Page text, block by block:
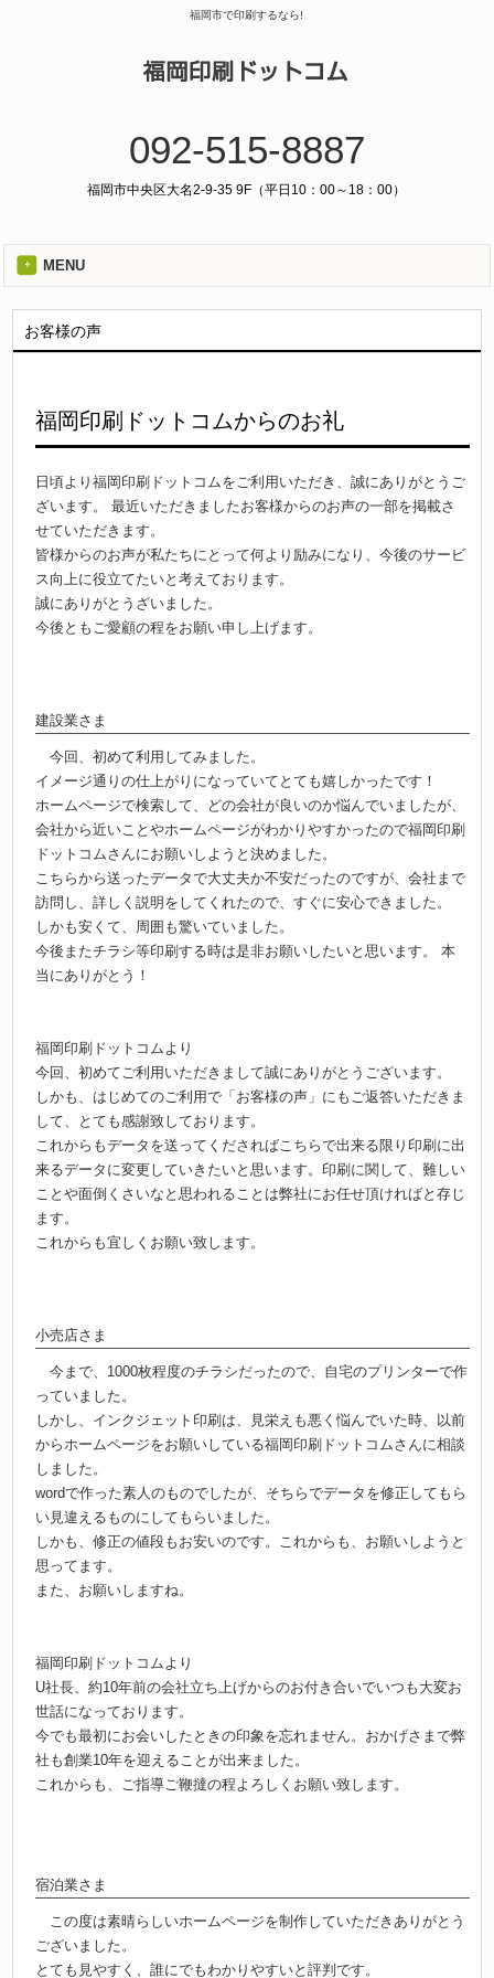
福岡市で印刷するなら!
092-515-8887
福岡市中央区大名2-9-35 9F（平日10：00～18：00）
MENU
お客様の声
福岡印刷ドットコムからのお礼
日頃より福岡印刷ドットコムをご利用いただき、誠にありがとうご
ざいます。 最近いただきましたお客様からのお声の一部を掲載さ
せていただきます。
皆様からのお声が私たちにとって何より励みになり、今後のサービ
ス向上に役立てたいと考えております。
誠にありがとうざいました。
今後ともご愛顧の程をお願い申し上げます。
建設業さま
今回、初めて利用してみました。
イメージ通りの仕上がりになっていてとても嬉しかったです！
ホームページで検索して、どの会社が良いのか悩んでいましたが、
会社から近いことやホームページがわかりやすかったので福岡印刷
ドットコムさんにお願いしようと決めました。
こちらから送ったデータで大丈夫か不安だったのですが、会社まで
訪問し、詳しく説明をしてくれたので、すぐに安心できました。
しかも安くて、周囲も驚いていました。
今後またチラシ等印刷する時は是非お願いしたいと思います。 本
当にありがとう！
福岡印刷ドットコムより
今回、初めてご利用いただきまして誠にありがとうございます。
しかも、はじめてのご利用で「お客様の声」にもご返答いただきま
して、とても感謝致しております。
これからもデータを送ってくださればこちらで出来る限り印刷に出
来るデータに変更していきたいと思います。印刷に関して、難しい
ことや面倒くさいなと思われることは弊社にお任せ頂ければと存じ
ます。
これからも宜しくお願い致します。
小売店さま
今まで、1000枚程度のチラシだったので、自宅のプリンターで作
っていました。
しかし、インクジェット印刷は、見栄えも悪く悩んでいた時、以前
からホームページをお願いしている福岡印刷ドットコムさんに相談
しました。
wordで作った素人のものでしたが、そちらでデータを修正してもら
い見違えるものにしてもらいました。
しかも、修正の値段もお安いのです。これからも、お願いしようと
思ってます。
また、お願いしますね。
福岡印刷ドットコムより
U社長、約10年前の会社立ち上げからのお付き合いでいつも大変お
世話になっております。
今でも最初にお会いしたときの印象を忘れません。おかげさまで弊
社も創業10年を迎えることが出来ました。
これからも、ご指導ご鞭撻の程よろしくお願い致します。
宿泊業さま
この度は素晴らしいホームページを制作していただきありがとう
ございました。
とても見やすく、誰にでもわかりやすいと評判です。